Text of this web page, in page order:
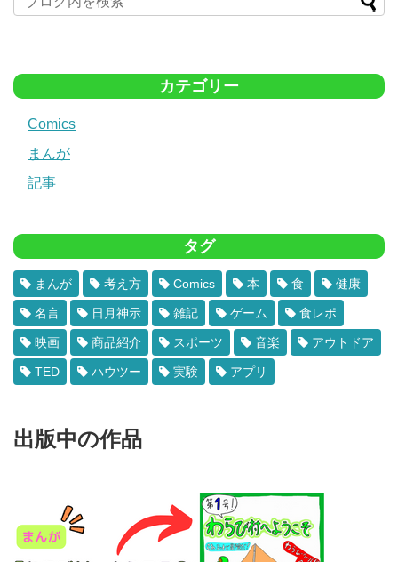
カテゴリー
Comics
まんが
記事
タグ
まんが 考え方 Comics 本 食 健康
名言 日月神示 雑記 ゲーム 食レポ
映画 商品紹介 スポーツ 音楽 アウトドア
TED ハウツー 実験 アプリ
出版中の作品